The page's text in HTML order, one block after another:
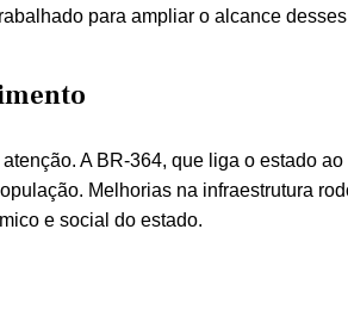
para ampliar o alcance
A BR-364, que liga o estado
Melhorias na infraestrutura
e social do estado.